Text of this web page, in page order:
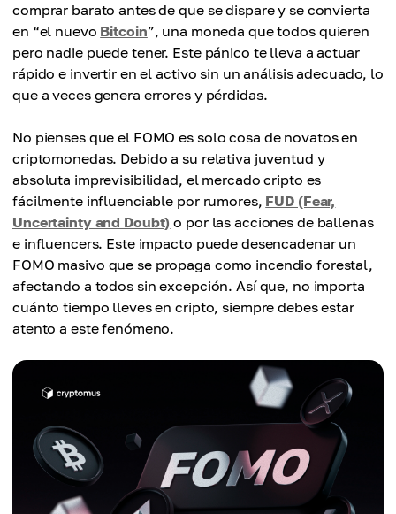
comprar barato antes de que se dispare y se convierta
en “el nuevo Bitcoin”, una moneda que todos quieren
pero nadie puede tener. Este pánico te lleva a actuar
rápido e invertir en el activo sin un análisis adecuado, lo
que a veces genera errores y pérdidas.
No pienses que el FOMO es solo cosa de novatos en
criptomonedas. Debido a su relativa juventud y
absoluta imprevisibilidad, el mercado cripto es
fácilmente influenciable por rumores, FUD (Fear,
Uncertainty and Doubt) o por las acciones de ballenas
e influencers. Este impacto puede desencadenar un
FOMO masivo que se propaga como incendio forestal,
afectando a todos sin excepción. Así que, no importa
cuánto tiempo lleves en cripto, siempre debes estar
atento a este fenómeno.